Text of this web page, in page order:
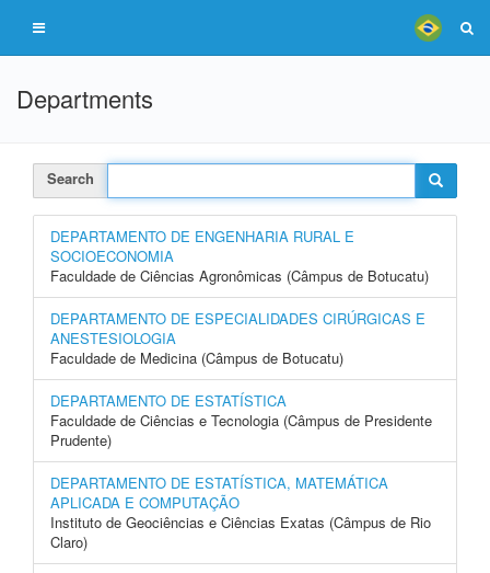
Departments
Search
DEPARTAMENTO DE ENGENHARIA RURAL E
SOCIOECONOMIA
Faculdade de Ciências Agronômicas (Câmpus de Botucatu)
DEPARTAMENTO DE ESPECIALIDADES CIRÚRGICAS E
ANESTESIOLOGIA
Faculdade de Medicina (Câmpus de Botucatu)
DEPARTAMENTO DE ESTATÍSTICA
Faculdade de Ciências e Tecnologia (Câmpus de Presidente
Prudente)
DEPARTAMENTO DE ESTATÍSTICA, MATEMÁTICA
APLICADA E COMPUTAÇÃO
Instituto de Geociências e Ciências Exatas (Câmpus de Rio
Claro)